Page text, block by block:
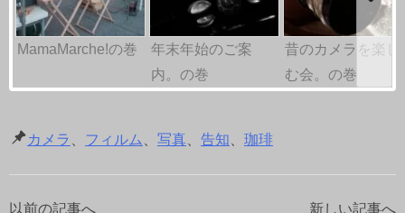
MamaMarche!の巻
年末年始のご案
内。の巻
昔のカメラを楽し
む会。の巻
カメラ フィルム 写真 告知 珈琲
以前の記事へ
新しい記事へ